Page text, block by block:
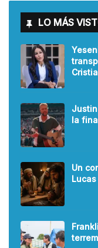
LO MÁS
la
Un
Lucas